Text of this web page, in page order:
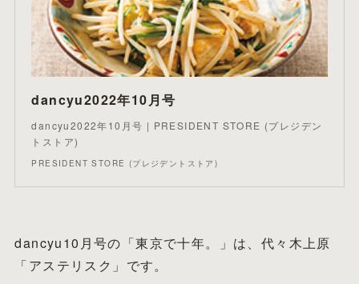
dancyu2022年10月号
dancyu2022年10月号 | PRESIDENT STORE (プレジデン
トストア)
PRESIDENT STORE (プレジデントストア)
dancyu10月号の「東京で十年。」は、代々木上原
「アステリスク」です。